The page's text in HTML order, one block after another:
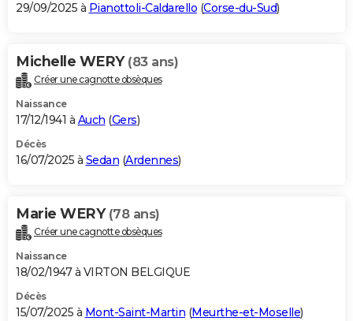
29/09/2025 à Pianottoli-Caldarello (Corse-du-Sud)
Michelle WERY (83 ans)
Créer une cagnotte obsèques
Naissance
17/12/1941 à Auch (Gers)
Décès
16/07/2025 à Sedan (Ardennes)
Marie WERY (78 ans)
Créer une cagnotte obsèques
Naissance
18/02/1947 à VIRTON BELGIQUE
Décès
15/07/2025 à Mont-Saint-Martin (Meurthe-et-Moselle)